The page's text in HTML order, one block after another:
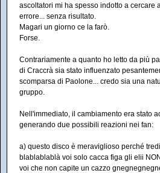
ascoltatori mi ha spesso indotto a cercare
errore... senza risultato.
Magari un giorno ce la farò.
Forse.
Contrariamente a quanto ho letto da più
di Craccrà sia stato influenzato
scomparsa di Paolone... credo sia una
gruppo.
Nell'immediato, il cambiamento era stato
generando due possibili reazioni nei fan:
a) questo disco è meraviglioso perché
blablablablà voi solo cacca figa gli elii
voi che non capite un cazzo